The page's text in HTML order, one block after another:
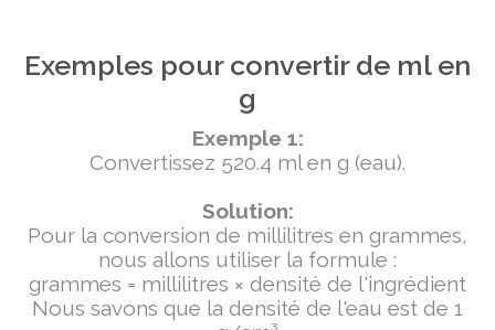
Exemples pour convertir de ml en
g
Exemple 1:
Convertissez 520.4 ml en g (eau).
Solution:
Pour la conversion de millilitres en grammes,
nous allons utiliser la formule :
grammes = millilitres × densité de l'ingrédient
Nous savons que la densité de l'eau est de 1